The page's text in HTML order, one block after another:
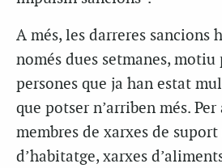
A més, les darreres sancions
només dues setmanes, motiu
persones que ja han estat
que potser n’arriben més.
membres de xarxes de
d’habitatge, xarxes